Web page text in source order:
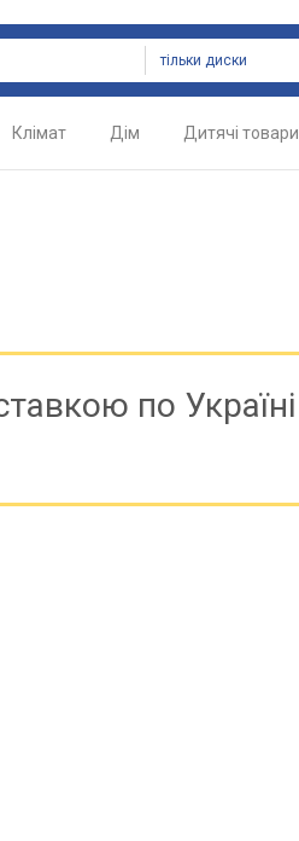
тільки диски
Клімат Дім Дитячі товари
по Україні